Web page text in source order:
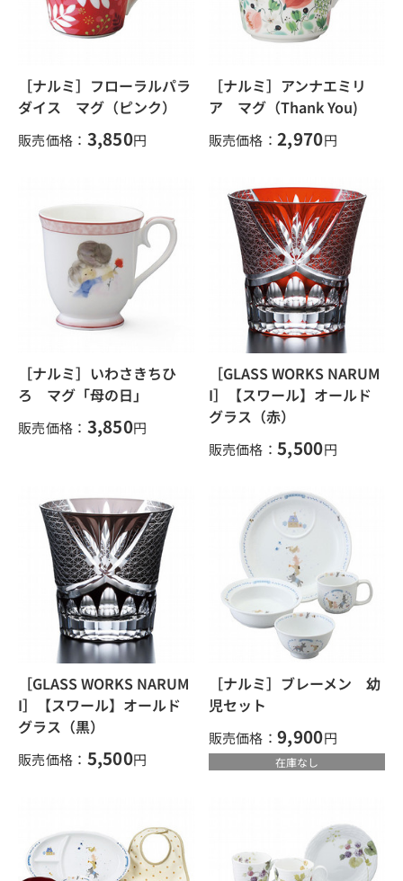
［ナルミ］フローラルパラ
ダイス マグ（ピンク）
販売価格： 3,850円
［ナルミ］アンナエミリ
ア マグ（Thank You)
販売価格： 2,970円
［ナルミ］いわさきちひ
ろ マグ「母の日」
販売価格： 3,850円
［GLASS WORKS NARUM
I］【スワール】オールド
グラス（赤）
販売価格： 5,500円
［GLASS WORKS NARUM
I］【スワール】オールド
グラス（黒）
販売価格： 5,500円
［ナルミ］ブレーメン 幼
児セット
販売価格： 9,900円
在庫なし